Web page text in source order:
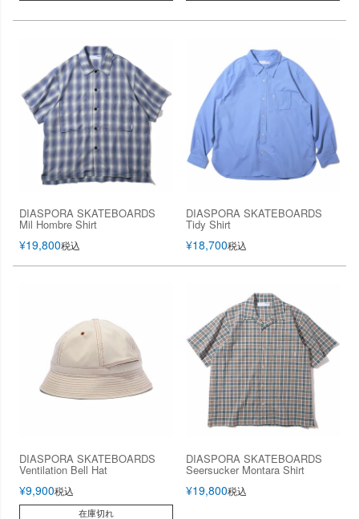
DIASPORA SKATEBOARDS
Mil Hombre Shirt
¥19,800税込
DIASPORA SKATEBOARDS
Tidy Shirt
¥18,700税込
DIASPORA SKATEBOARDS
Ventilation Bell Hat
¥9,900税込
在庫切れ
DIASPORA SKATEBOARDS
Seersucker Montara Shirt
¥19,800税込